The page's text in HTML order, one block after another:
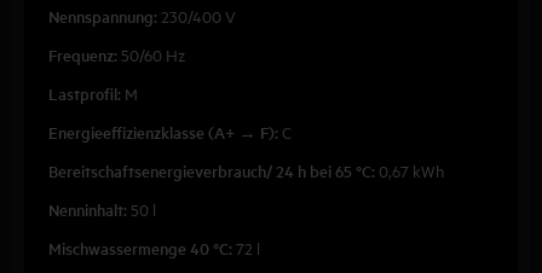
Nennspannung: 230/400 V
Frequenz: 50/60 Hz
Lastprofil: M
Energieeffizienzklasse (A+ → F): C
Bereitschaftsenergieverbrauch/ 24 h bei 65 °C: 0,67 kWh
Nenninhalt: 50 l
Mischwassermenge 40 °C: 72 l